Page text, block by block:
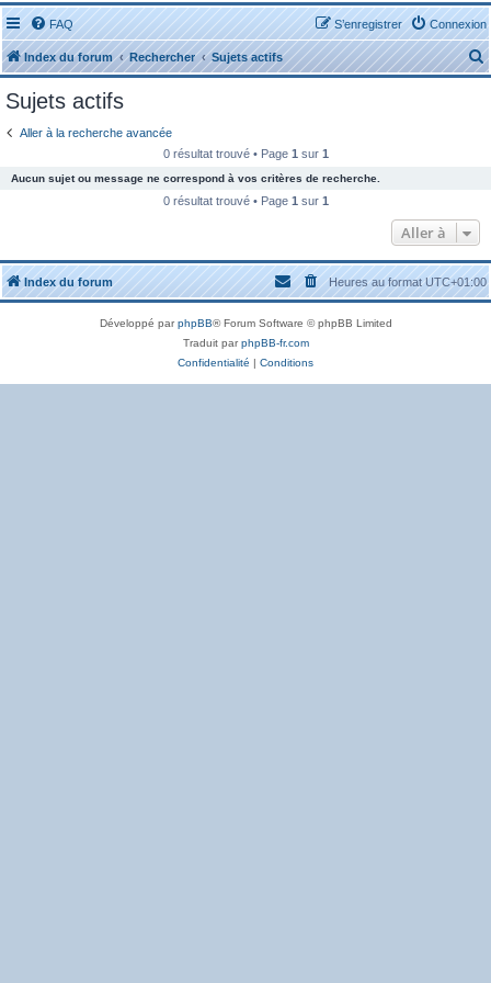
FAQ Connexion
S’enregistrer
Index du forum Rechercher Sujets actifs
e
e
r
Sujets actifs
Aller à la recherche avancée
0 résultat trouvé • Page 1 sur 1
Aucun sujet ou message ne correspond à vos critères de recherche.
0 résultat trouvé • Page 1 sur 1
Aller à
Index du forum Heures au formatUTC+01:00
Développé parphpBB® Forum Software © phpBB Limited
Traduit parphpBB-fr.com
Confidentialité | Conditions